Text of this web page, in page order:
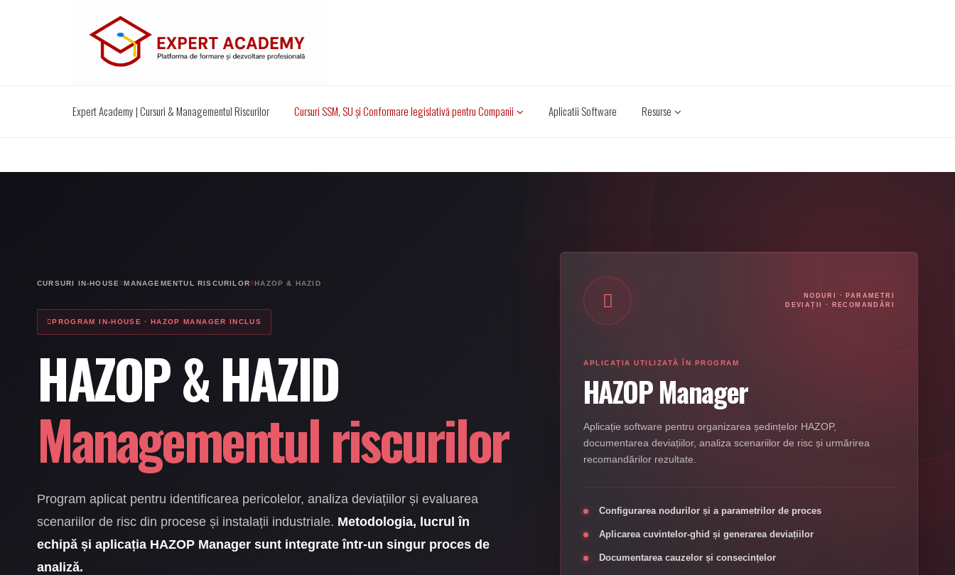
Expert Academy | Cursuri & Managementul Riscurilor Cursuri SSM, SU și Conformare legislativă pentru Companii Aplicatii Software Resurse
CURSURI IN-HOUSE MANAGEMENTUL RISCURILOR HAZOP & HAZID
PROGRAM IN-HOUSE · HAZOP MANAGER INCLUS
HAZOP & HAZID
Managementul riscurilor
Program aplicat pentru identificarea pericolelor, analiza deviațiilor și evaluarea
scenariilor de risc din procese și instalații industriale. Metodologia, lucrul în
echipă și aplicația HAZOP Manager sunt integrate într-un singur proces de
analiză.
NODURI · PARAMETRI
DEVIAȚII · RECOMANDĂRI
APLICAȚIA UTILIZATĂ ÎN PROGRAM
HAZOP Manager
Aplicație software pentru organizarea ședințelor HAZOP,
documentarea deviațiilor, analiza scenariilor de risc și urmărirea
recomandărilor rezultate.
Configurarea nodurilor și a parametrilor de proces
Aplicarea cuvintelor-ghid și generarea deviațiilor
Documentarea cauzelor și consecințelor